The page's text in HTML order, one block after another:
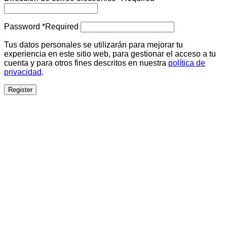
Password *Required
Tus datos personales se utilizarán para mejorar tu
experiencia en este sitio web, para gestionar el acceso a tu
cuenta y para otros fines descritos en nuestra política de
privacidad.
Register